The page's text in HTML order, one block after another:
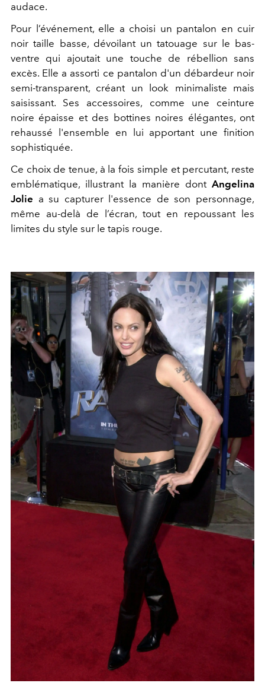
audace.
Pour l’événement, elle a choisi un pantalon en cuir
noir taille basse, dévoilant un tatouage sur le bas-
ventre qui ajoutait une touche de rébellion sans
excès. Elle a assorti ce pantalon d'un débardeur noir
semi-transparent, créant un look minimaliste mais
saisissant. Ses accessoires, comme une ceinture
noire épaisse et des bottines noires élégantes, ont
rehaussé l'ensemble en lui apportant une finition
sophistiquée.
Ce choix de tenue, à la fois simple et percutant, reste
emblématique, illustrant la manière dont Angelina
Jolie a su capturer l'essence de son personnage,
même au-delà de l’écran, tout en repoussant les
limites du style sur le tapis rouge.